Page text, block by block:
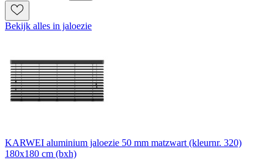
Bekijk alles in jaloezie
KARWEI aluminium jaloezie 50 mm matzwart (kleurnr. 320)
180x180 cm (bxh)